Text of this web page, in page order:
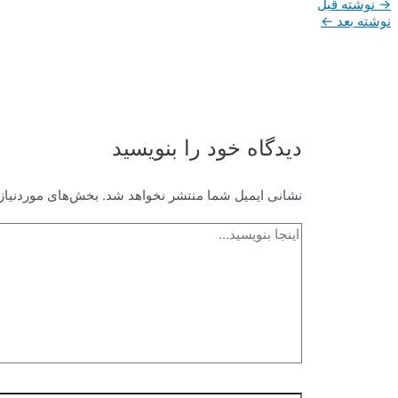
نوشته
→ نوشته قبل
نوشته بعد ←
دیدگاه‌ خود را بنویسید
نشانی ایمیل شما منتشر نخواهد شد. بخش‌های
اینجا
بنویسید…